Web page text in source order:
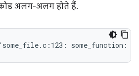
अलग-अलग होते हैं.